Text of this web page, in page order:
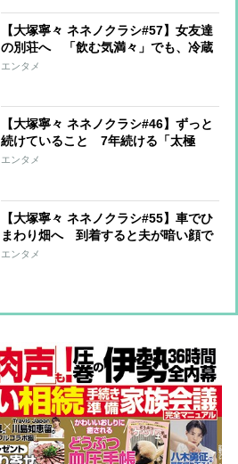
【大塚寧々 ネネノクラシ#57】女友達
の別荘へ 「飲む気満々」でも、冷蔵
庫は動かない…トイレは大丈夫？
エンタメ
【大塚寧々 ネネノクラシ#46】ずっと
続けていること 7年続ける「太極
拳」、奥が深い「写真」…今やってみ
エンタメ
【大塚寧々 ネネノクラシ#55】車でひ
まわり畑へ 到着すると夫が暗い顔で
「やってしまった…」
エンタメ